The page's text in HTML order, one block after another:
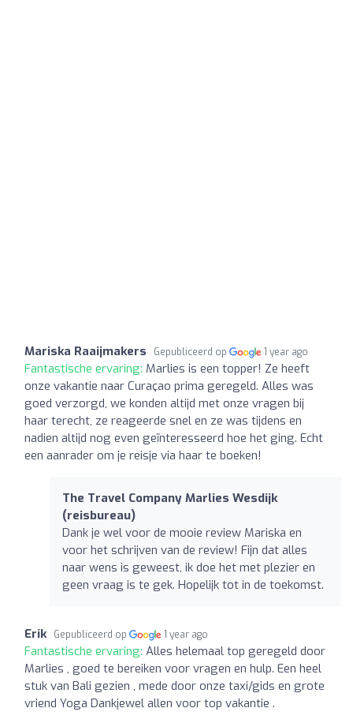
Mariska Raaijmakers Gepubliceerd op 1 year ago
Fantastische ervaring: Marlies is een topper! Ze heeft
onze vakantie naar Curaçao prima geregeld. Alles was
goed verzorgd, we konden altijd met onze vragen bij
haar terecht, ze reageerde snel en ze was tijdens en
nadien altijd nog even geïnteresseerd hoe het ging. Echt
een aanrader om je reisje via haar te boeken!
The Travel Company Marlies Wesdijk
(reisbureau)
Dank je wel voor de mooie review Mariska en
voor het schrijven van de review! Fijn dat alles
naar wens is geweest, ik doe het met plezier en
geen vraag is te gek. Hopelijk tot in de toekomst.
Erik Gepubliceerd op 1 year ago
Fantastische ervaring: Alles helemaal top geregeld door
Marlies , goed te bereiken voor vragen en hulp. Een heel
stuk van Bali gezien , mede door onze taxi/gids en grote
vriend Yoga Dankjewel allen voor top vakantie .